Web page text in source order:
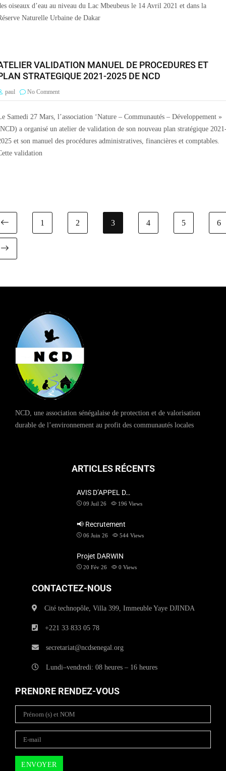
oiseaux d’eau au niveau du Lac Mbeubeus le 14 Avril 2021 et dans la
Naturelle Urbaine de Dakar
VALIDATION MANUEL DE PROCEDURES ET
STRATEGIQUE 2021-2025 DE NCD
paul No Comment
Samedi 27 Mars, l’association ‘Nature – Communautés – Développement »
a organisé un atelier de validation de son nouveau plan stratégique
et son manuel des procédures administratives, financières et comptables.
validation
Previous page
1 2 3 4 5 6
NCD, une association sénégalaise de protection et de valorisation
durable de l’environnement au profit des communautés locales
ARTICLES RÉCENTS
AVIS D’APPEL D…
09 Juil 26 196 Views
📢 Recrutement
06 Juin 26 544 Views
Projet DARWIN
20 Fév 26 0 Views
CONTACTEZ-NOUS
Cité technopôle, Villa 399, Immeuble Yaye DJINDA
+221 33 833 05 78
secretariat@ncdsenegal.org
Lundi–vendredi: 08 heures – 16 heures
PRENDRE RENDEZ-VOUS